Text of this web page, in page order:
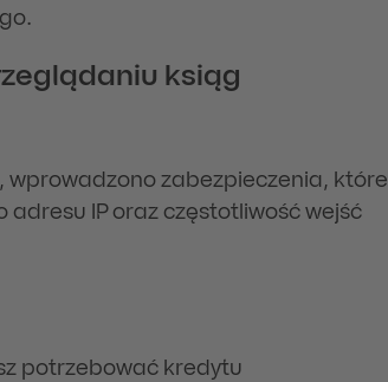
ksiąg
zabezpieczenia, które
IP oraz częstotliwość wejść
potrzebować kredytu